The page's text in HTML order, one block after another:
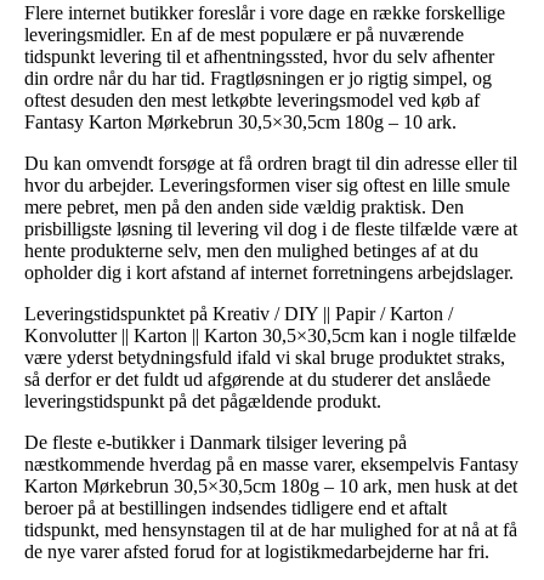
Flere internet butikker foreslår i vore dage en række forskellige
leveringsmidler. En af de mest populære er på nuværende
tidspunkt levering til et afhentningssted, hvor du selv afhenter
din ordre når du har tid. Fragtløsningen er jo rigtig simpel, og
oftest desuden den mest letkøbte leveringsmodel ved køb af
Fantasy Karton Mørkebrun 30,5×30,5cm 180g – 10 ark.
Du kan omvendt forsøge at få ordren bragt til din adresse eller til
hvor du arbejder. Leveringsformen viser sig oftest en lille smule
mere pebret, men på den anden side vældig praktisk. Den
prisbilligste løsning til levering vil dog i de fleste tilfælde være at
hente produkterne selv, men den mulighed betinges af at du
opholder dig i kort afstand af internet forretningens arbejdslager.
Leveringstidspunktet på Kreativ / DIY || Papir / Karton /
Konvolutter || Karton || Karton 30,5×30,5cm kan i nogle tilfælde
være yderst betydningsfuld ifald vi skal bruge produktet straks,
så derfor er det fuldt ud afgørende at du studerer det anslåede
leveringstidspunkt på det pågældende produkt.
De fleste e-butikker i Danmark tilsiger levering på
næstkommende hverdag på en masse varer, eksempelvis Fantasy
Karton Mørkebrun 30,5×30,5cm 180g – 10 ark, men husk at det
beroer på at bestillingen indsendes tidligere end et aftalt
tidspunkt, med hensynstagen til at de har mulighed for at nå at få
de nye varer afsted forud for at logistikmedarbejderne har fri.